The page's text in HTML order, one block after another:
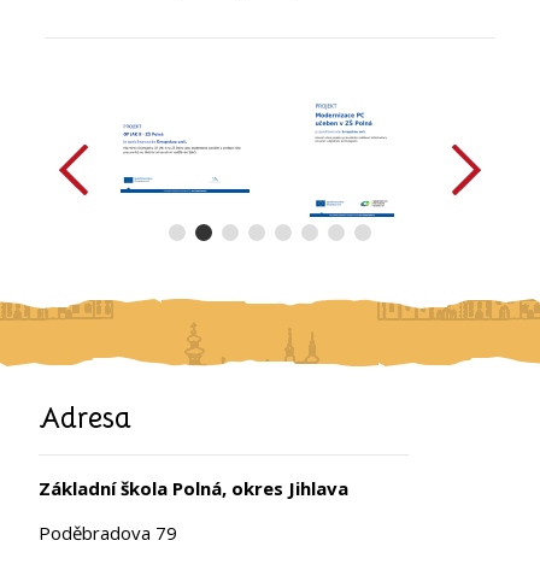
Adresa
Základní škola Polná, okres Jihlava
Poděbradova 79